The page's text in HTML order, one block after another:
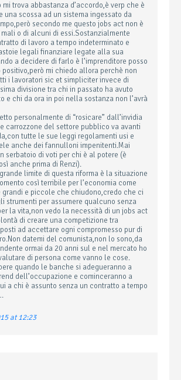
trova abbastanza d’accordo,è verp che è
una scossa ad un sistema ingessato da
secondo me questo jobs act non è
o di alcuni di essi.Sostanzialmente
di lavoro a tempo indeterminato e
legali finanziare legate alla sua
a decidere di farlo è l’imprenditore posso
mi chiedo allora perchè non
i lavoratori sic et simpliciter invece di
divisione tra chi in passato ha avuto
e chi da ora in poi nella sostanza non l’avrà
personalmente di “rosicare” dall’invidia
carrozzone del settore pubblico va avanti
tutte le sue leggi regolamenti usi e
anche dei fannulloni impenitenti.Mai
serbatoio di voti per chi è al potere (è
anche prima di Renzi).
limite di questa riforma è la situazione
così terribile per l’economia come
grandi e piccole che chiudono,credo che ci
strumenti per assumere qualcuno senza
la vita,non vedo la necessità di un jobs act
di creare una competizione tra
ad accettare ogni compromesso pur di
datemi del comunista,non lo sono,da
ormai da 20 anni sul e nel mercato ho
di persona come vanno le cose.
quando le banche si adegueranno a
dell’occupazione e cominceranno a
a chi è assunto senza un contratto a tempo
at 12:23